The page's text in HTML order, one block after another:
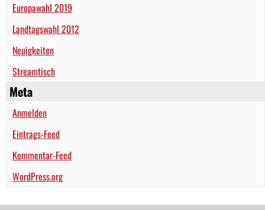
Europawahl 2019
Landtagswahl 2012
Neuigkeiten
Streamtisch
Meta
Anmelden
Eintrags-Feed
Kommentar-Feed
WordPress.org